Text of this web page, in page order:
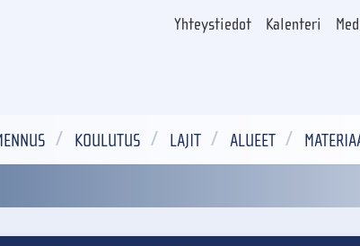
Yhteystiedot Kalenteri
KOULUTUS LAJIT ALUEET